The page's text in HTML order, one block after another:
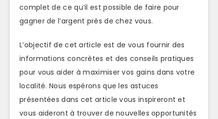
complet de ce qu’il est possible de faire pour
gagner de l’argent près de chez vous.
L’objectif de cet article est de vous fournir des
informations concrètes et des conseils pratiques
pour vous aider à maximiser vos gains dans votre
localité. Nous espérons que les astuces
présentées dans cet article vous inspireront et
vous aideront à trouver de nouvelles opportunités